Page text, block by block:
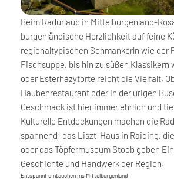
Beim Radurlaub in Mittelburgenland-
burgenländische Herzlichkeit auf feine
regionaltypischen Schmankerln wie der
Fischsuppe, bis hin zu süßen Klassikern
oder Esterházytorte reicht die Vielfalt.
Haubenrestaurant oder in der urigen
Geschmack ist hier immer ehrlich und
Kulturelle Entdeckungen machen die
spannend: das Liszt-Haus in Raiding,
oder das Töpfermuseum Stoob geben
Geschichte und Handwerk der Region.
Entspannt eintauchen ins Mittelburgenland